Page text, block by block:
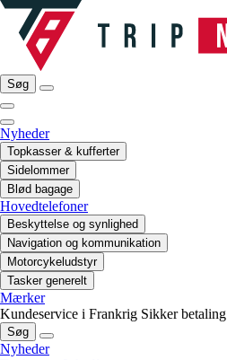
Søg
Nyheder
Topkasser & kufferter
Sidelommer
Blød bagage
Hovedtelefoner
Beskyttelse og synlighed
Navigation og kommunikation
Motorcykeludstyr
Tasker generelt
Mærker
Kundeservice i Frankrig Sikker betaling
Søg
Nyheder